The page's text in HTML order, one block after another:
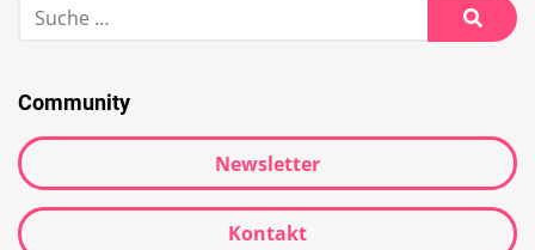
Community
Newsletter
Kontakt